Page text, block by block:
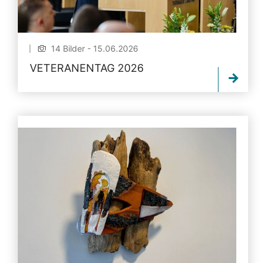
14 Bilder - 15.06.2026
VETERANENTAG 2026